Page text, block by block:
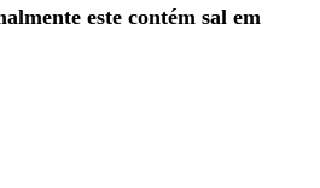
este contém sal em